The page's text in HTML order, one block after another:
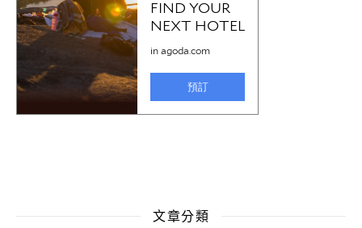
文章分類